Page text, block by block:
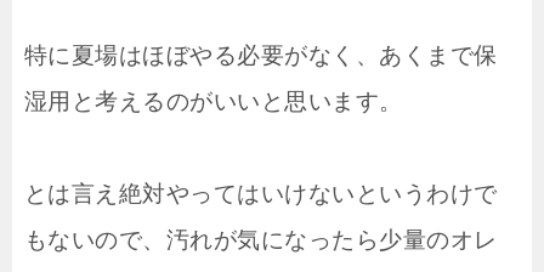
特に夏場はほぼやる必要がなく、あくまで保
湿用と考えるのがいいと思います。
とは言え絶対やってはいけないというわけで
もないので、汚れが気になったら少量のオレ